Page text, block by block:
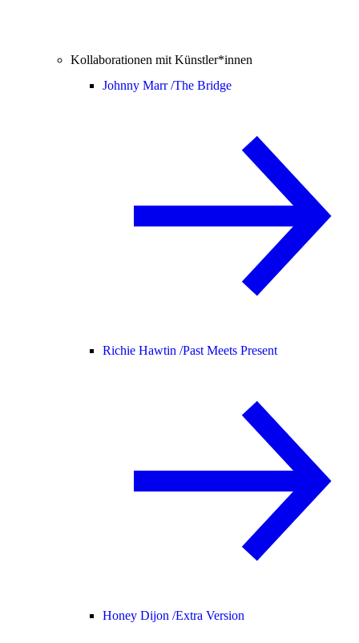
Kollaborationen mit Künstler*innen
Johnny Marr /The Bridge
Richie Hawtin /Past Meets Present
Honey Dijon /Extra Version